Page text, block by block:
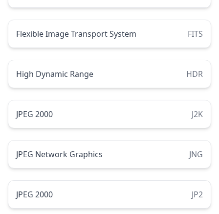
Flexible Image Transport System FITS
High Dynamic Range HDR
JPEG 2000 J2K
JPEG Network Graphics JNG
JPEG 2000 JP2